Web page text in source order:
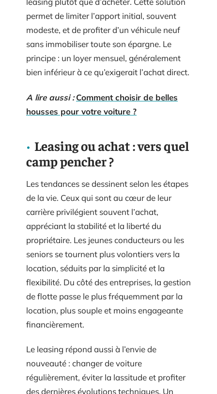
permet de limiter l’apport initial, souvent
modeste, et de profiter d’un véhicule neuf
sans immobiliser toute son épargne. Le
principe : un loyer mensuel, généralement
bien inférieur à ce qu’exigerait l’achat direct.
A lire aussi : Comment choisir de belles
housses pour votre voiture ?
Leasing ou achat : vers quel
camp pencher ?
Les tendances se dessinent selon les étapes
de la vie. Ceux qui sont au cœur de leur
carrière privilégient souvent l’achat,
appréciant la stabilité et la liberté du
propriétaire. Les jeunes conducteurs ou les
seniors se tournent plus volontiers vers la
location, séduits par la simplicité et la
flexibilité. Du côté des entreprises, la gestion
de flotte passe le plus fréquemment par la
location, plus souple et moins engageante
financièrement.
Le leasing répond aussi à l’envie de
nouveauté : changer de voiture
régulièrement, éviter la lassitude et profiter
des dernières évolutions techniques. Un